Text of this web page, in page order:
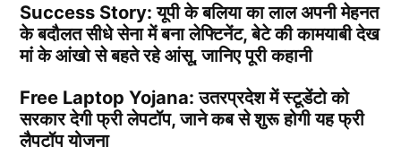
Success Story: यूपी के बलिया का लाल अपनी मेहनत
के बदौलत सीधे सेना में बना लेफ्टिनेंट, बेटे की कामयाबी देख
मां के आंखो से बहते रहे आंसू, जानिए पूरी कहानी
Free Laptop Yojana: उतरप्रदेश में स्टूडेंटो को
सरकार देगी फ्री लेपटॉप, जाने कब से शुरू होगी यह फ्री
लैपटॉप योजना